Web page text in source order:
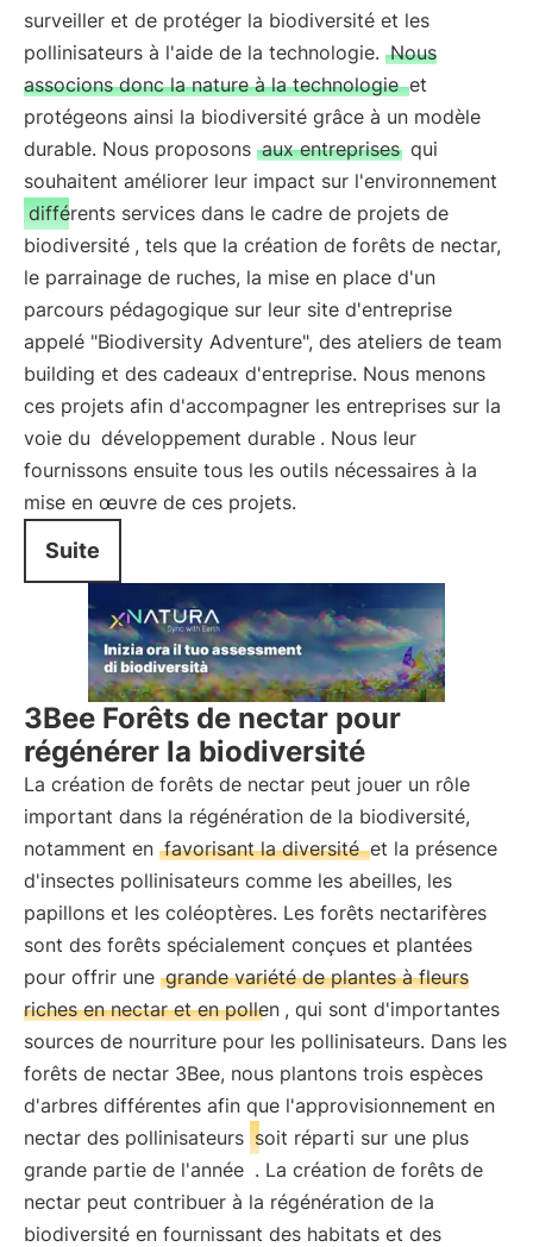
surveiller et de protéger la biodiversité et les
pollinisateurs à l'aide de la technologie. Nous
associons donc la nature à la technologie et
protégeons ainsi la biodiversité grâce à un modèle
durable. Nous proposons aux entreprises qui
souhaitent améliorer leur impact sur l'environnement
différents services dans le cadre de projets de
biodiversité , tels que la création de forêts de nectar,
le parrainage de ruches, la mise en place d'un
parcours pédagogique sur leur site d'entreprise
appelé "Biodiversity Adventure", des ateliers de team
building et des cadeaux d'entreprise. Nous menons
ces projets afin d'accompagner les entreprises sur la
voie du développement durable . Nous leur
fournissons ensuite tous les outils nécessaires à la
mise en œuvre de ces projets.
Suite
3Bee Forêts de nectar pour
régénérer la biodiversité
La création de forêts de nectar peut jouer un rôle
important dans la régénération de la biodiversité,
notamment en favorisant la diversité et la présence
d'insectes pollinisateurs comme les abeilles, les
papillons et les coléoptères. Les forêts nectarifères
sont des forêts spécialement conçues et plantées
pour offrir une grande variété de plantes à fleurs
riches en nectar et en pollen , qui sont d'importantes
sources de nourriture pour les pollinisateurs. Dans les
forêts de nectar 3Bee, nous plantons trois espèces
d'arbres différentes afin que l'approvisionnement en
nectar des pollinisateurs soit réparti sur une plus
grande partie de l'année . La création de forêts de
nectar peut contribuer à la régénération de la
biodiversité en fournissant des habitats et des